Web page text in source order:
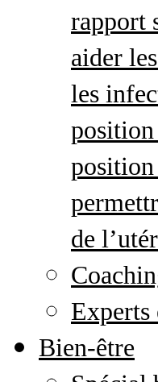
rapport
aider
les
position
de
Experts
Bien-être